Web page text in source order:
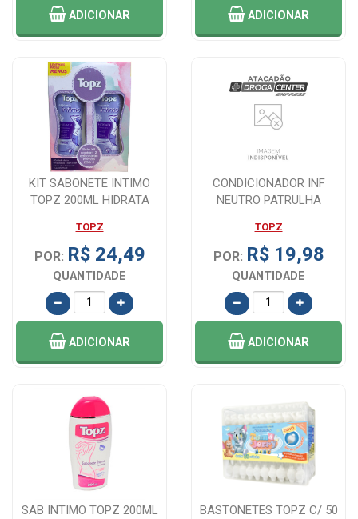
ADICIONAR ADICIONAR
KIT SABONETE INTIMO
TOPZ 200ML HIDRATA
TOPZ
POR: R$ 24,49
QUANTIDADE
ADICIONAR
CONDICIONADOR INF
NEUTRO PATRULHA
TOPZ
POR: R$ 19,98
QUANTIDADE
ADICIONAR
SAB INTIMO TOPZ 200ML
BASTONETES TOPZ C/ 50